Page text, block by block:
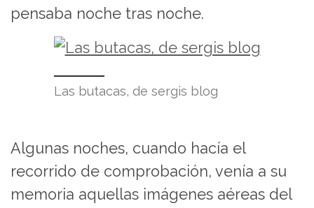
pensaba noche tras noche.
Las butacas, de sergis blog
Algunas noches, cuando hacía el
recorrido de comprobación, venía a su
memoria aquellas imágenes aéreas del